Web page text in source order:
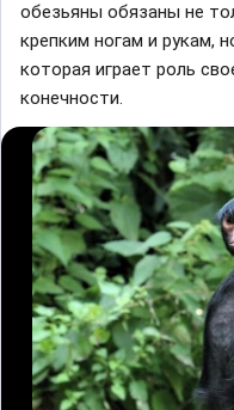
обезьяны обязaны не
крепким ногaм и рукaм,
которaя игрaет роль
конечности.